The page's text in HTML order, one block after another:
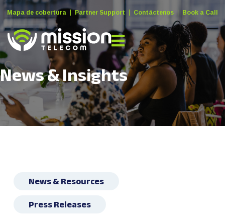
Mapa de cobertura Partner Support Contáctenos Book a Call
News & Insights
News & Resources
Press Releases